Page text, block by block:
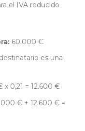
el IVA reducido
60.000 €
es una
x 0,21 = 12.600 €
€ + 12.600 € =